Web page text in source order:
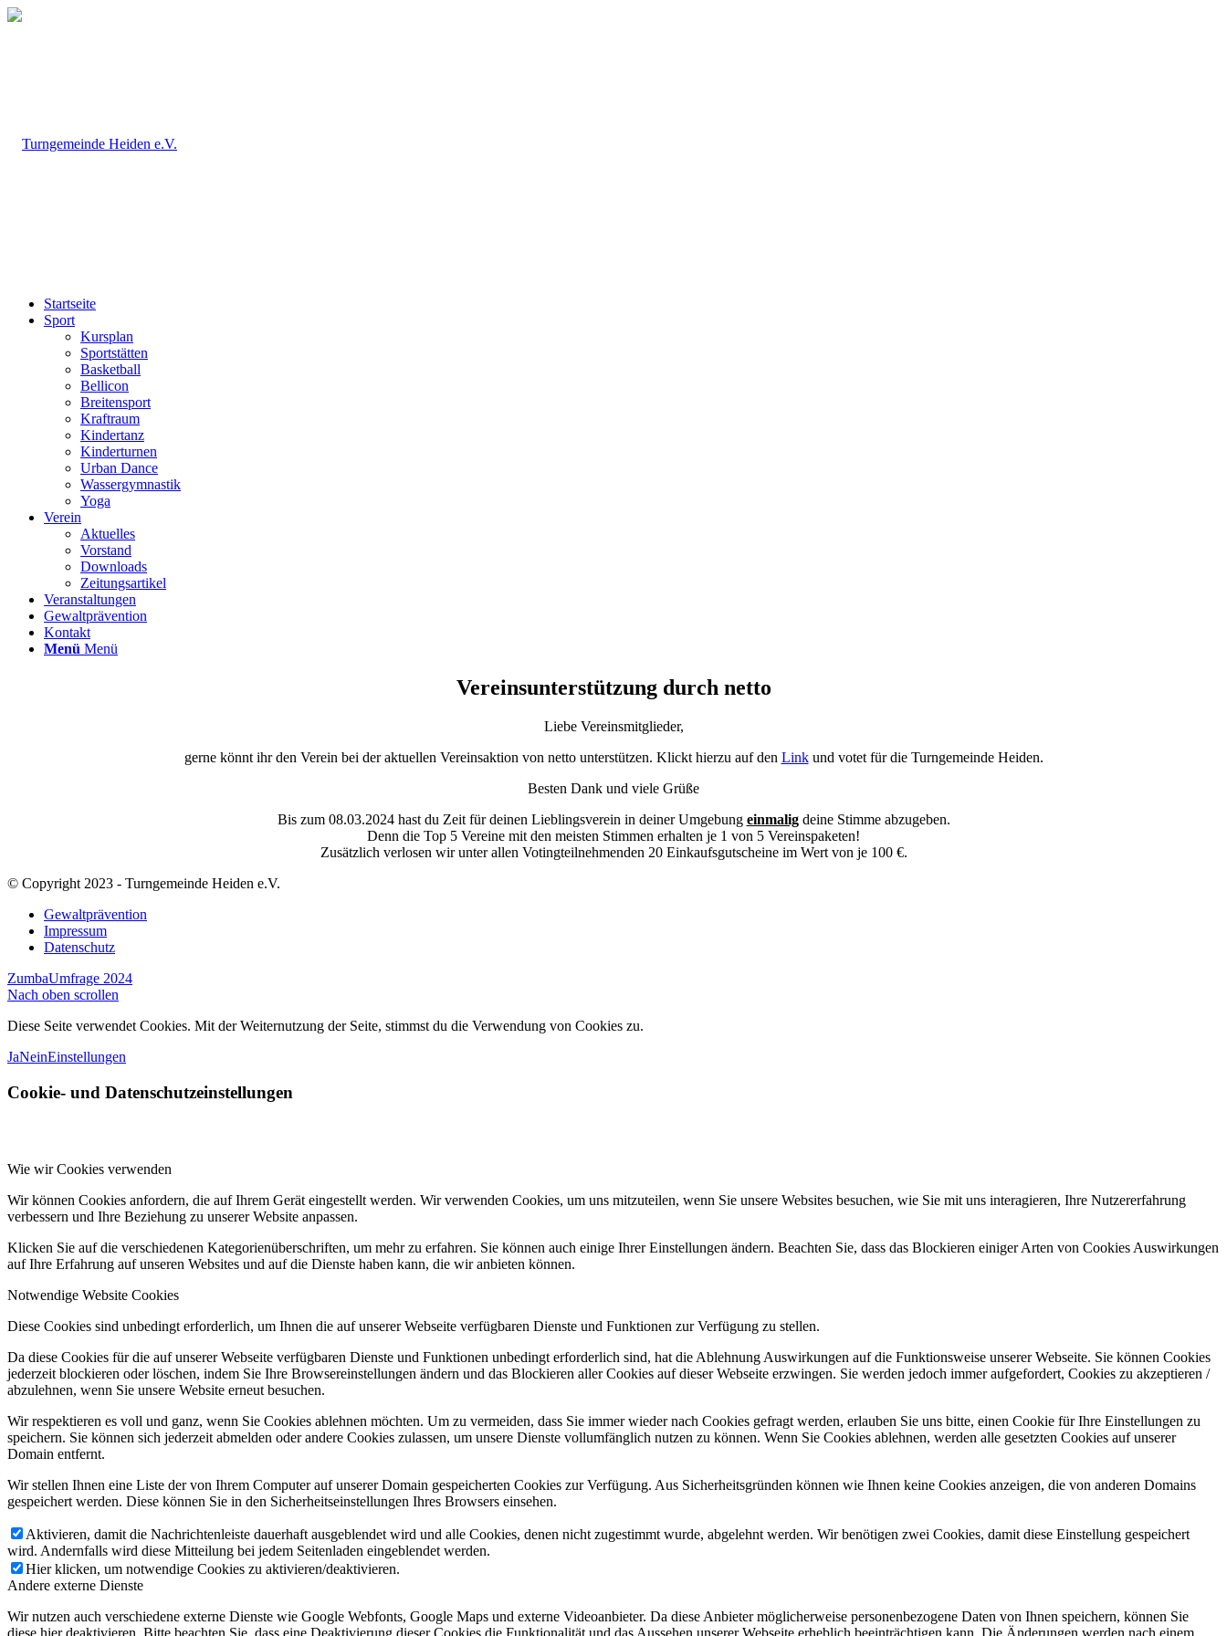
Startseite
Sport
Kursplan
Sportstätten
Basketball
Bellicon
Breitensport
Kraftraum
Kindertanz
Kinderturnen
Urban Dance
Wassergymnastik
Yoga
Verein
Aktuelles
Vorstand
Downloads
Zeitungsartikel
Veranstaltungen
Gewaltprävention
Kontakt
Menü Menü
Vereinsunterstützung durch netto
Liebe Vereinsmitglieder,
gerne könnt ihr den Verein bei der aktuellen Vereinsaktion von netto unterstützen. Klickt hierzu auf den Linkund votet für die Turngemeinde Heiden.
Besten Dank und viele Grüße
Bis zum 08.03.2024 hast du Zeit für deinen Lieblingsverein in deiner Umgebung einmaligdeine Stimme abzugeben.
Denn die Top 5 Vereine mit den meisten Stimmen erhalten je 1 von 5 Vereinspaketen!
Zusätzlich verlosen wir unter allen Votingteilnehmenden 20 Einkaufsgutscheine im Wert von je 100 €.
© Copyright 2023 - Turngemeinde Heiden e.V.
Gewaltprävention
Impressum
Datenschutz
ZumbaUmfrage 2024
Nach oben scrollen
Diese Seite verwendet Cookies. Mit der Weiternutzung der Seite, stimmst du die Verwendung von Cookies zu.
JaNeinEinstellungen
Cookie- und Datenschutzeinstellungen
Wie wir Cookies verwenden
Wir können Cookies anfordern, die auf Ihrem Gerät eingestellt werden. Wir verwenden Cookies, um uns mitzuteilen, wenn Sie unsere Websites besuchen, wie Sie mit uns interagieren, Ihre Nutzererfahrung
verbessern und Ihre Beziehung zu unserer Website anpassen.
Klicken Sie auf die verschiedenen Kategorienüberschriften, um mehr zu erfahren. Sie können auch einige Ihrer Einstellungen ändern. Beachten Sie, dass das Blockieren einiger Arten von Cookies Auswirkungen
auf Ihre Erfahrung auf unseren Websites und auf die Dienste haben kann, die wir anbieten können.
Notwendige Website Cookies
Diese Cookies sind unbedingt erforderlich, um Ihnen die auf unserer Webseite verfügbaren Dienste und Funktionen zur Verfügung zu stellen.
Da diese Cookies für die auf unserer Webseite verfügbaren Dienste und Funktionen unbedingt erforderlich sind, hat die Ablehnung Auswirkungen auf die Funktionsweise unserer Webseite. Sie können Cookies
jederzeit blockieren oder löschen, indem Sie Ihre Browsereinstellungen ändern und das Blockieren aller Cookies auf dieser Webseite erzwingen. Sie werden jedoch immer aufgefordert, Cookies zu akzeptieren /
abzulehnen, wenn Sie unsere Website erneut besuchen.
Wir respektieren es voll und ganz, wenn Sie Cookies ablehnen möchten. Um zu vermeiden, dass Sie immer wieder nach Cookies gefragt werden, erlauben Sie uns bitte, einen Cookie für Ihre Einstellungen zu
speichern. Sie können sich jederzeit abmelden oder andere Cookies zulassen, um unsere Dienste vollumfänglich nutzen zu können. Wenn Sie Cookies ablehnen, werden alle gesetzten Cookies auf unserer
Domain entfernt.
Wir stellen Ihnen eine Liste der von Ihrem Computer auf unserer Domain gespeicherten Cookies zur Verfügung. Aus Sicherheitsgründen können wie Ihnen keine Cookies anzeigen, die von anderen Domains
gespeichert werden. Diese können Sie in den Sicherheitseinstellungen Ihres Browsers einsehen.
Aktivieren, damit die Nachrichtenleiste dauerhaft ausgeblendet wird und alle Cookies, denen nicht zugestimmt wurde, abgelehnt werden. Wir benötigen zwei Cookies, damit diese Einstellung gespeichert
wird. Andernfalls wird diese Mitteilung bei jedem Seitenladen eingeblendet werden.
Hier klicken, um notwendige Cookies zu aktivieren/deaktivieren.
Andere externe Dienste
Wir nutzen auch verschiedene externe Dienste wie Google Webfonts, Google Maps und externe Videoanbieter. Da diese Anbieter möglicherweise personenbezogene Daten von Ihnen speichern, können Sie